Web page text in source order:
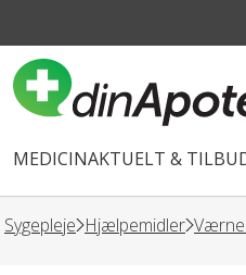
MEDICINAKTUELT &
Sygepleje Hjælpemidler